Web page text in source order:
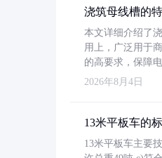
浇筑母线槽的
本文详细介绍了
用上，广泛用于
的高要求，保障
2026年8月4日
13米平板车的
13米平板车主要